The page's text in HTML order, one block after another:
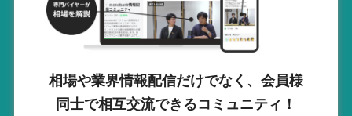
相場や業界情報配信だけでなく、会員様
同士で相互交流できるコミュニティ！